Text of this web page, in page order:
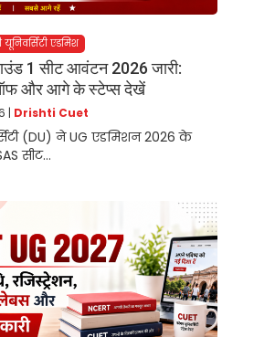
यूनिवर्सिटी एडमिश
1 सीट आवंटन 2026 जारी:
और आगे के स्टेप्स देखें
| Drishti Cuet
(DU) ने UG एडमिशन 2026 के
सीट...